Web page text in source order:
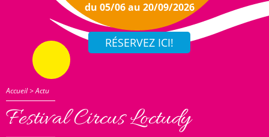
du 05/06 au 20/09/2026
Accueil>Actu
Festival Circus Loctudy